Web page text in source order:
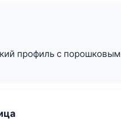
профиль с порошковым